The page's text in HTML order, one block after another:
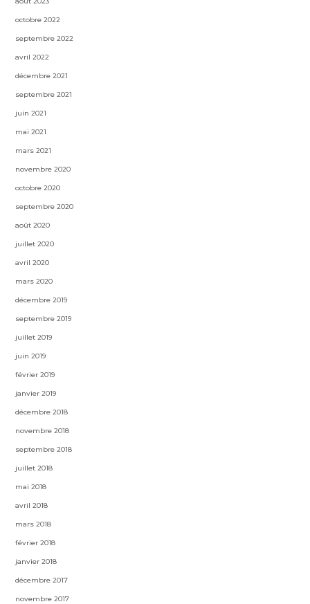
octobre 2022
septembre 2022
avril 2022
décembre 2021
septembre 2021
juin 2021
mai 2021
mars 2021
novembre 2020
octobre 2020
septembre 2020
août 2020
juillet 2020
avril 2020
mars 2020
décembre 2019
septembre 2019
juillet 2019
juin 2019
février 2019
janvier 2019
décembre 2018
novembre 2018
septembre 2018
juillet 2018
mai 2018
avril 2018
mars 2018
février 2018
janvier 2018
décembre 2017
novembre 2017